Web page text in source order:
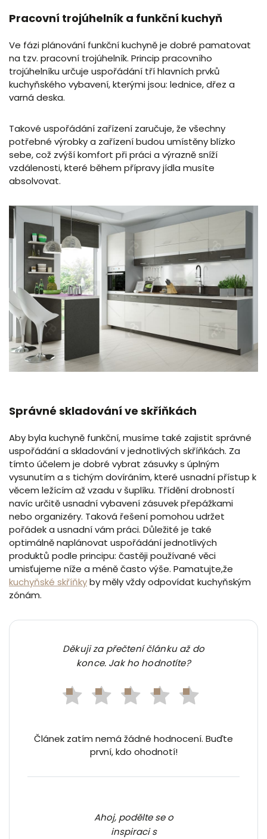
Pracovní trojúhelník a funkční kuchyň
Ve fázi plánování funkční kuchyně je dobré pamatovat
na tzv. pracovní trojúhelník. Princip pracovního
trojúhelníku určuje uspořádání tří hlavních prvků
kuchyňského vybavení, kterými jsou: lednice, dřez a
varná deska.
Takové uspořádání zařízení zaručuje, že všechny
potřebné výrobky a zařízení budou umístěny blízko
sebe, což zvýší komfort při práci a výrazně sníží
vzdálenosti, které během přípravy jídla musíte
absolvovat.
Správné skladování ve skříňkách
Aby byla kuchyně funkční, musíme také zajistit správné
uspořádání a skladování v jednotlivých skříňkách. Za
tímto účelem je dobré vybrat zásuvky s úplným
vysunutím a s tichým dovíráním, které usnadní přístup k
věcem ležícím až vzadu v šuplíku. Třídění drobností
navíc určitě usnadní vybavení zásuvek přepážkami
nebo organizéry. Taková řešení pomohou udržet
pořádek a usnadní vám práci. Důležité je také
optimálně naplánovat uspořádání jednotlivých
produktů podle principu: častěji používané věci
umisťujeme níže a méně často výše. Pamatujte,že
kuchyňské skříňkyby měly vždy odpovídat kuchyňským
zónám.
Děkuji za přečtení článku až do
konce. Jak ho hodnotíte?
Článek zatím nemá žádné hodnocení. Buďte
první, kdo ohodnotí!
Ahoj, podělte se o
inspiraci s